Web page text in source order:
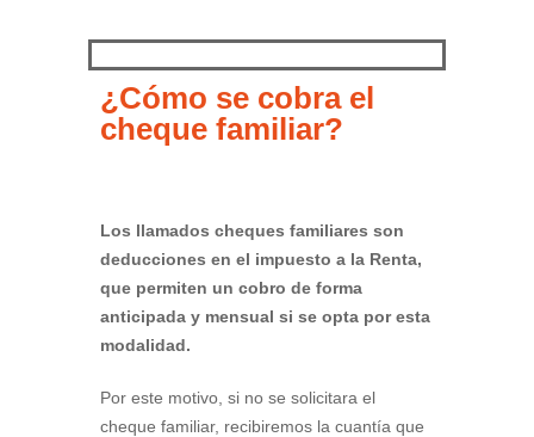
¿Cómo se cobra el
cheque familiar?
Los llamados cheques familiares son
deducciones en el impuesto a la Renta,
que permiten un cobro de forma
anticipada y mensual si se opta por esta
modalidad.
Por este motivo, si no se solicitara el
cheque familiar, recibiremos la cuantía que